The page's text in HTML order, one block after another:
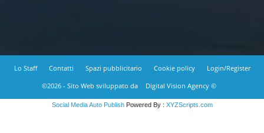
Lo Staff Contatti Spazi pubblicitario Cookie policy
Login/Register
©2026 - Sito Web sviluppato da
Digital Vision Agency ©
Social Media Auto PublishPowered By : XYZScripts.com